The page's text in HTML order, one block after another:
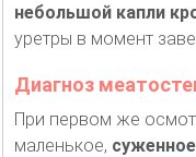
небольшой капли
уретры в момент
Диагноз
При первом же
маленькое,